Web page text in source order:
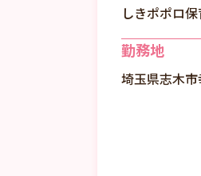
しきポポロ
勤務地
埼玉県志木